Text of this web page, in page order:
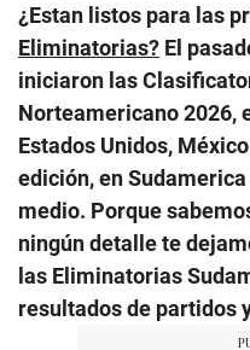
¿Estan listos para las
Eliminatorias? El
iniciaron las
Norteamericano 2026,
Estados Unidos,
edición, en
medio. Porque
ningún detalle te
las Eliminatorias
resultados de partidos